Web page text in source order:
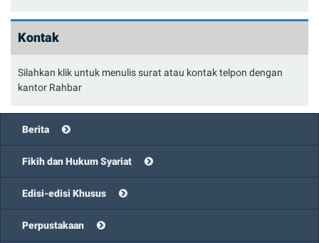
Kontak
Silahkan klik untuk menulis surat atau kontak telpon dengan
kantor Rahbar
Berita
Fikih dan Hukum Syariat
Edisi-edisi Khusus
Perpustakaan